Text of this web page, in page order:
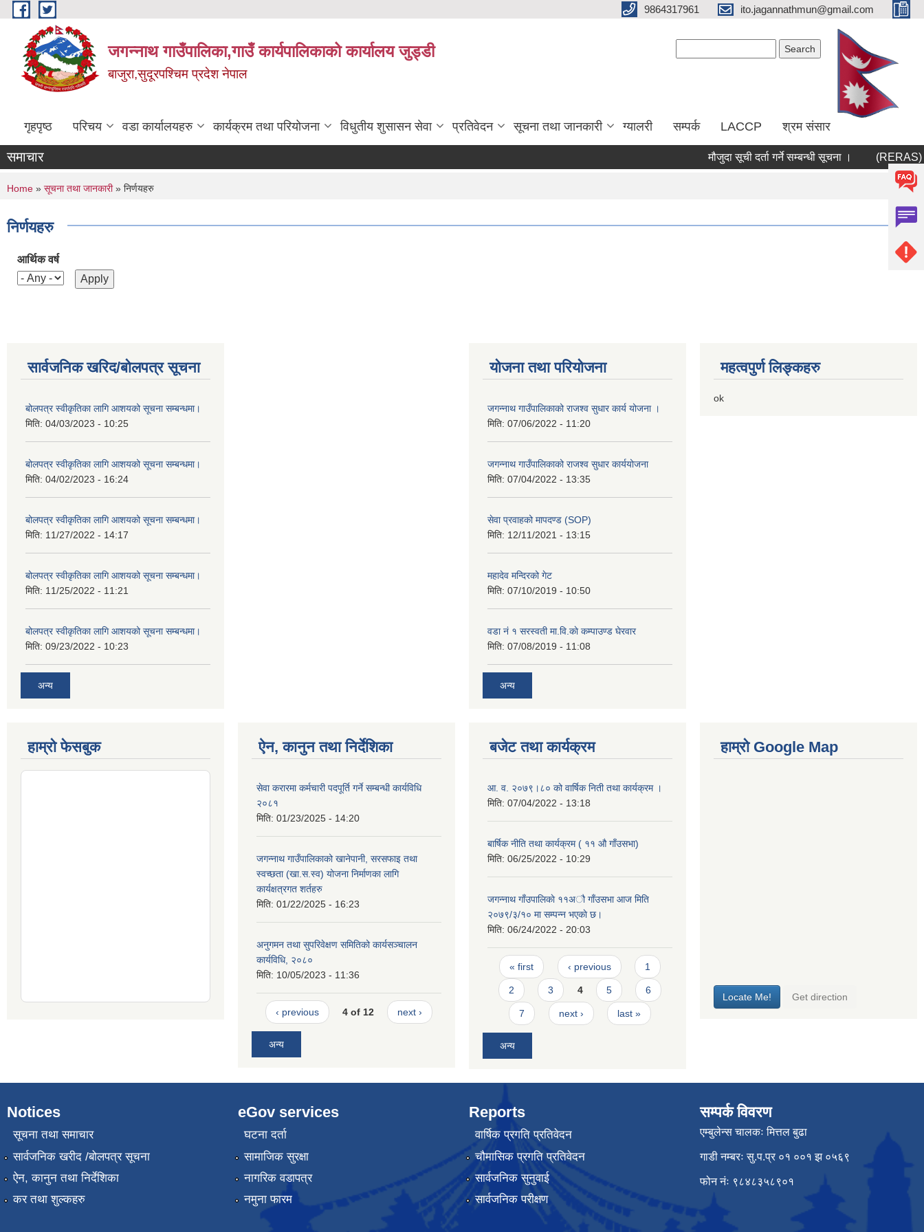
Skip to main content 9864317961 ito.jagannathmun@gmail.com
जगन्नाथ गाउँपालिका,गाउँ कार्यपालिकाको कार्यालय जुड्डी
बाजुरा,सुदूरपश्चिम प्रदेश नेपाल
गृहपृष्ठ परिचय वडा कार्यालयहरु कार्यक्रम तथा परियोजना विधुतीय शुसासन सेवा प्रतिवेदन सूचना तथा जानकारी ग्यालरी सम्पर्क LACCP श्रम संसार
समाचार मौजुदा सूची दर्ता गर्ने सम्बन्धी सूचना । (RERAS)
You are here
Home » सूचना तथा जानकारी» निर्णयहरु
निर्णयहरु
आर्थिक वर्ष
सार्वजनिक खरिद/बोलपत्र सूचना
बोलपत्र स्वीकृतिका लागि आशयको सूचना सम्बन्धमा।
मिति: 04/03/2023 - 10:25
बोलपत्र स्वीकृतिका लागि आशयको सूचना सम्बन्धमा।
मिति: 04/02/2023 - 16:24
बोलपत्र स्वीकृतिका लागि आशयको सूचना सम्बन्धमा।
मिति: 11/27/2022 - 14:17
बोलपत्र स्वीकृतिका लागि आशयको सूचना सम्बन्धमा।
मिति: 11/25/2022 - 11:21
बोलपत्र स्वीकृतिका लागि आशयको सूचना सम्बन्धमा।
मिति: 09/23/2022 - 10:23
अन्य
योजना तथा परियोजना
जगन्नाथ गाउँपालिकाको राजश्व सुधार कार्य योजना ।
मिति: 07/06/2022 - 11:20
जगन्नाथ गाउँपालिकाको राजश्व सुधार कार्ययोजना
मिति: 07/04/2022 - 13:35
सेवा प्रवाहको मापदण्ड (SOP)
मिति: 12/11/2021 - 13:15
महादेव मन्दिरको गेट
मिति: 07/10/2019 - 10:50
वडा नं १ सरस्वती मा.वि.काे कम्पाउण्ड घेरवार
मिति: 07/08/2019 - 11:08
अन्य
महत्वपुर्ण लिङ्कहरु
ok
हाम्रो फेसबुक ऐन, कानुन तथा निर्देशिका
सेवा करारमा कर्मचारी पदपूर्ति गर्ने सम्बन्धी कार्यविधि
२०८१
मिति: 01/23/2025 - 14:20
जगन्नाथ गाउँपालिकाको खानेपानी, सरसफाइ तथा
स्वच्छता (खा.स.स्व) योजना निर्माणका लागि
कार्यक्षत्रगत शर्तहरु
मिति: 01/22/2025 - 16:23
अनुगमन तथा सुपरिवेक्षण समितिको कार्यसञ्चालन
कार्यविधि, २०८०
मिति: 10/05/2023 - 11:36
‹ previous 4 of 12 next ›
अन्य
बजेट तथा कार्यक्रम
आ. व. २०७९।८० को वार्षिक निती तथा कार्यक्रम ।
मिति: 07/04/2022 - 13:18
बार्षिक नीति तथा कार्यक्रम ( ११ औ गाँउसभा)
मिति: 06/25/2022 - 10:29
जगन्नाथ गाँउपालिकाे ११अौ गाँउसभा आज मिति
२०७९/३/१० मा सम्पन्न भएकाे छ।
मिति: 06/24/2022 - 20:03
Pages
« first ‹ previous 1
2 3 4 5 6
7 next › last »
अन्य
हाम्रो Google Map
Notices
सूचना तथा समाचार
सार्वजनिक खरीद /बोलपत्र सूचना
ऐन, कानुन तथा निर्देशिका
कर तथा शुल्कहरु
eGov services
घटना दर्ता
सामाजिक सुरक्षा
नागरिक वडापत्र
नमुना फारम
Reports
वार्षिक प्रगति प्रतिवेदन
चौमासिक प्रगति प्रतिवेदन
सार्वजनिक सुनुवाई
सार्वजनिक परीक्षण
सम्पर्क विवरण
एम्बुलेन्स चालकः मित्तल बुढा
गाडी नम्बरः सु.प.प्र ०१ ००१ झ ०५६९
फोन नंः ९८४८३५८९०१